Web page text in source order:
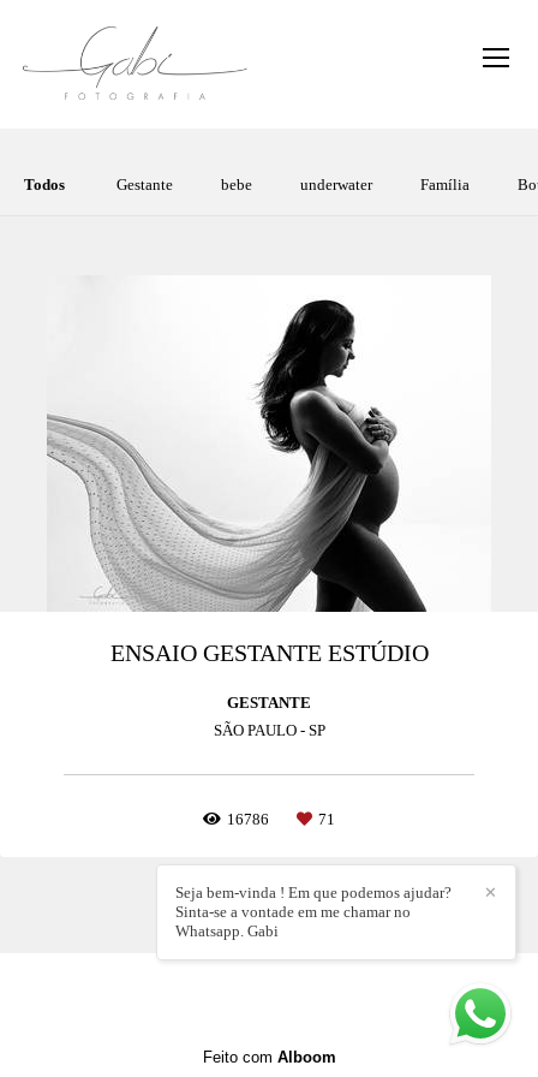
Todos Gestante bebe underwater Família
ENSAIO GESTANTE ESTÚDIO
GESTANTE
SÃO PAULO - SP
16786 71
✕
Seja bem-vinda ! Em que podemos ajudar?
Sinta-se a vontade em me chamar no
Whatsapp. Gabi
Feito com Alboom